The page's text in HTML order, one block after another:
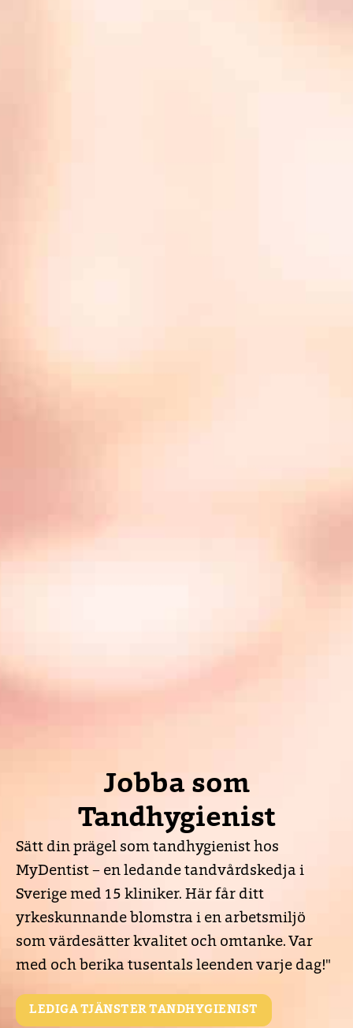
Jobba som
Tandhygienist
Sätt din prägel som tandhygienist hos
MyDentist – en ledande tandvårdskedja i
Sverige med 15 kliniker. Här får ditt
yrkeskunnande blomstra i en arbetsmiljö
som värdesätter kvalitet och omtanke. Var
med och berika tusentals leenden varje dag!"
LEDIGA TJÄNSTER TANDHYGIENIST